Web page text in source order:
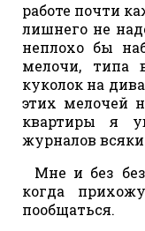
работе почти
лишнего не
неплохо бы
мелочи, типа
куколок на
этих мелочей
квартиры я
журналов
Мне и без
когда
пообщаться.